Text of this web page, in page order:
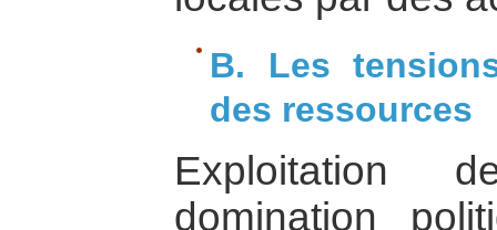
B. Les
des ressources
Exploitation
domination